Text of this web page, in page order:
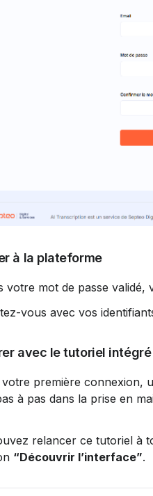
à la plateforme
votre mot de passe validé,
vous avec vos
avec le tutoriel intégré
votre première connexion,
à pas dans la prise en
relancer ce tutoriel à
“Découvrir l’interface”.